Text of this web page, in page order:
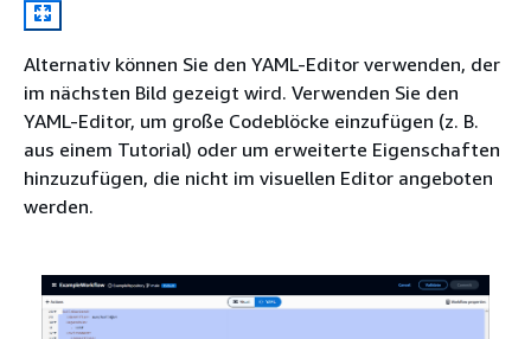
Alternativ können Sie den YAML-Editor verwenden, der
im nächsten Bild gezeigt wird. Verwenden Sie den
YAML-Editor, um große Codeblöcke einzufügen (z. B.
aus einem Tutorial) oder um erweiterte Eigenschaften
hinzuzufügen, die nicht im visuellen Editor angeboten
werden.